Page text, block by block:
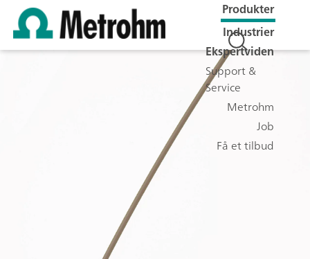
Produkter
Industrier
Ekspertviden
Support &
Service
Metrohm
Job
Få et tilbud